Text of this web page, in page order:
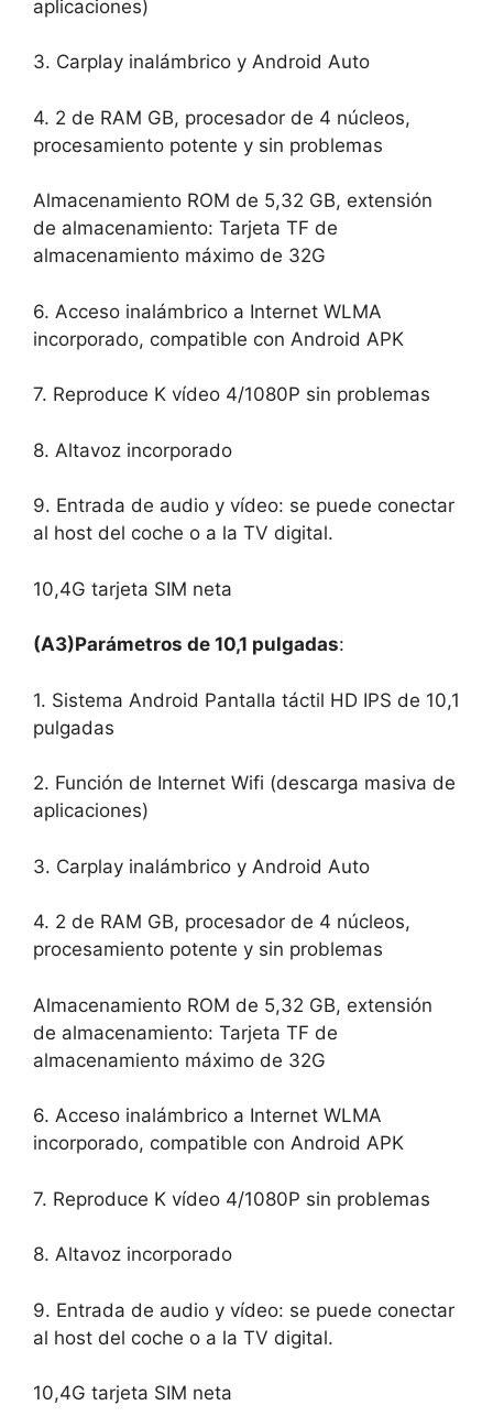
aplicaciones)
3. Carplay inalámbrico y Android Auto
4. 2 de RAM GB, procesador de 4 núcleos,
procesamiento potente y sin problemas
Almacenamiento ROM de 5,32 GB, extensión
de almacenamiento: Tarjeta TF de
almacenamiento máximo de 32G
6. Acceso inalámbrico a Internet WLMA
incorporado, compatible con Android APK
7. Reproduce K vídeo 4/1080P sin problemas
8. Altavoz incorporado
9. Entrada de audio y vídeo: se puede conectar
al host del coche o a la TV digital.
10,4G tarjeta SIM neta
(A3)Parámetros de 10,1 pulgadas:
1. Sistema Android Pantalla táctil HD IPS de 10,1
pulgadas
2. Función de Internet Wifi (descarga masiva de
aplicaciones)
3. Carplay inalámbrico y Android Auto
4. 2 de RAM GB, procesador de 4 núcleos,
procesamiento potente y sin problemas
Almacenamiento ROM de 5,32 GB, extensión
de almacenamiento: Tarjeta TF de
almacenamiento máximo de 32G
6. Acceso inalámbrico a Internet WLMA
incorporado, compatible con Android APK
7. Reproduce K vídeo 4/1080P sin problemas
8. Altavoz incorporado
9. Entrada de audio y vídeo: se puede conectar
al host del coche o a la TV digital.
10,4G tarjeta SIM neta